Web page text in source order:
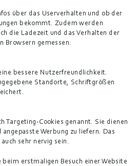
über das Userverhalten und ob der
bekommt. Zudem werden
die Ladezeit und das Verhalten der
Browsern gemessen.
bessere Nutzerfreundlichkeit.
Standorte, Schriftgrößen
Targeting-Cookies genannt. Sie dienen
Werbung zu liefern. Das
sehr nervig sein.
beim erstmaligen Besuch einer Website